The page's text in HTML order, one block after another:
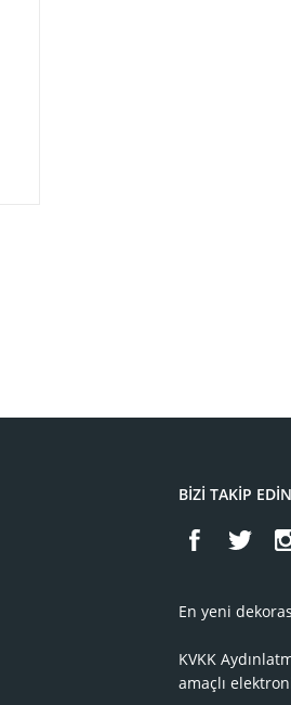
BİZİ TAKİP EDİN
En yeni
KVKK
amaçlı